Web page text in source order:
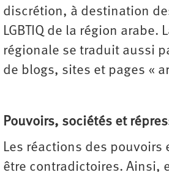
discrétion, à destination
LGBTIQ de la région arabe.
régionale se traduit aussi
de blogs, sites et pages «
Pouvoirs, sociétés et
Les réactions des pouvoirs
être contradictoires. Ainsi,